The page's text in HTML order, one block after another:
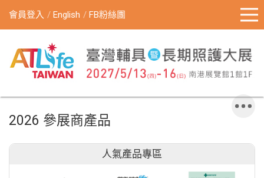
會員登入 English FB粉絲團
2026 參展商產品
人氣產品專區